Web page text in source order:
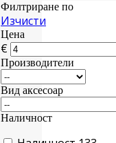
Филтриране по
Изчисти
Цена
€
Производители
Вид аксесоар
Наличност